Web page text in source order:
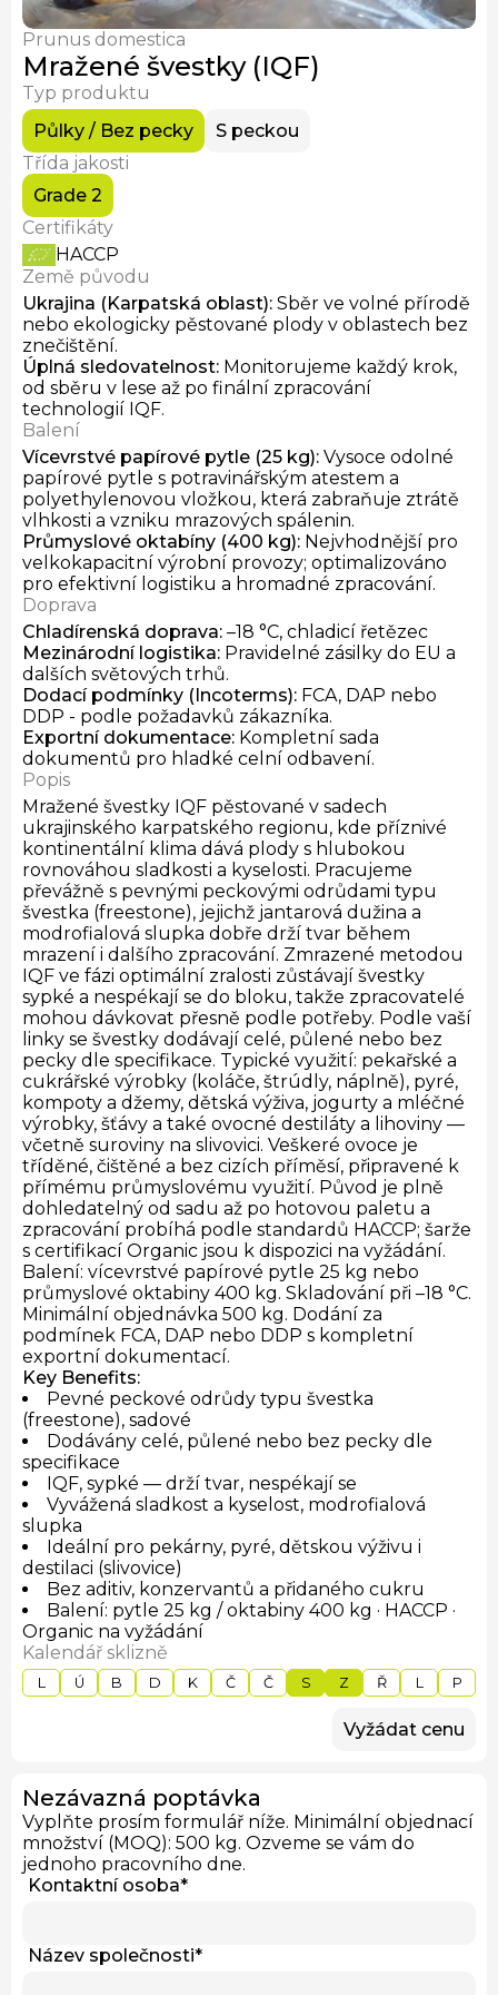
Čerstvé lišky
Sušené lišky
Mražené václavky (IQF)
Prunus domestica
Mražené švestky (IQF)
Typ produktu
Půlky / Bez pecky
S peckou
Třída jakosti
Grade 2
Certifikáty
HACCP
Země původu
Ukrajina (Karpatská oblast): Sběr ve volné přírodě
nebo ekologicky pěstované plody v oblastech bez
znečištění.
Úplná sledovatelnost: Monitorujeme každý krok,
od sběru v lese až po finální zpracování
technologií IQF.
Balení
Vícevrstvé papírové pytle (25 kg): Vysoce odolné
papírové pytle s potravinářským atestem a
polyethylenovou vložkou, která zabraňuje ztrátě
vlhkosti a vzniku mrazových spálenin.
Průmyslové oktabíny (400 kg): Nejvhodnější pro
velkokapacitní výrobní provozy; optimalizováno
pro efektivní logistiku a hromadné zpracování.
Doprava
Chladírenská doprava: –18 °C, chladicí řetězec
Mezinárodní logistika: Pravidelné zásilky do EU a
dalších světových trhů.
Dodací podmínky (Incoterms): FCA, DAP nebo
DDP - podle požadavků zákazníka.
Exportní dokumentace: Kompletní sada
dokumentů pro hladké celní odbavení.
Popis
Mražené švestky IQF pěstované v sadech
ukrajinského karpatského regionu, kde příznivé
kontinentální klima dává plody s hlubokou
rovnováhou sladkosti a kyselosti. Pracujeme
převážně s pevnými peckovými odrůdami typu
švestka (freestone), jejichž jantarová dužina a
modrofialová slupka dobře drží tvar během
mrazení i dalšího zpracování. Zmrazené metodou
IQF ve fázi optimální zralosti zůstávají švestky
sypké a nespékají se do bloku, takže zpracovatelé
mohou dávkovat přesně podle potřeby. Podle vaší
linky se švestky dodávají celé, půlené nebo bez
pecky dle specifikace. Typické využití: pekařské a
cukrářské výrobky (koláče, štrúdly, náplně), pyré,
kompoty a džemy, dětská výživa, jogurty a mléčné
výrobky, šťávy a také ovocné destiláty a lihoviny —
včetně suroviny na slivovici. Veškeré ovoce je
tříděné, čištěné a bez cizích příměsí, připravené k
přímému průmyslovému využití. Původ je plně
dohledatelný od sadu až po hotovou paletu a
zpracování probíhá podle standardů HACCP; šarže
s certifikací Organic jsou k dispozici na vyžádání.
Balení: vícevrstvé papírové pytle 25 kg nebo
průmyslové oktabiny 400 kg. Skladování při –18 °C.
Minimální objednávka 500 kg. Dodání za
podmínek FCA, DAP nebo DDP s kompletní
exportní dokumentací.
Key Benefits:
Pevné peckové odrůdy typu švestka
(freestone), sadové
Dodávány celé, půlené nebo bez pecky dle
specifikace
IQF, sypké — drží tvar, nespékají se
Vyvážená sladkost a kyselost, modrofialová
slupka
Ideální pro pekárny, pyré, dětskou výživu i
destilaci (slivovice)
Bez aditiv, konzervantů a přidaného cukru
Balení: pytle 25 kg / oktabiny 400 kg · HACCP ·
Organic na vyžádání
Kalendář sklizně
L Ú B D K Č Č S Z Ř L P
Vyžádat cenu
Nezávazná poptávka
Vyplňte prosím formulář níže. Minimální objednací
množství (MOQ): 500 kg. Ozveme se vám do
jednoho pracovního dne.
Kontaktní osoba*
Název společnosti*